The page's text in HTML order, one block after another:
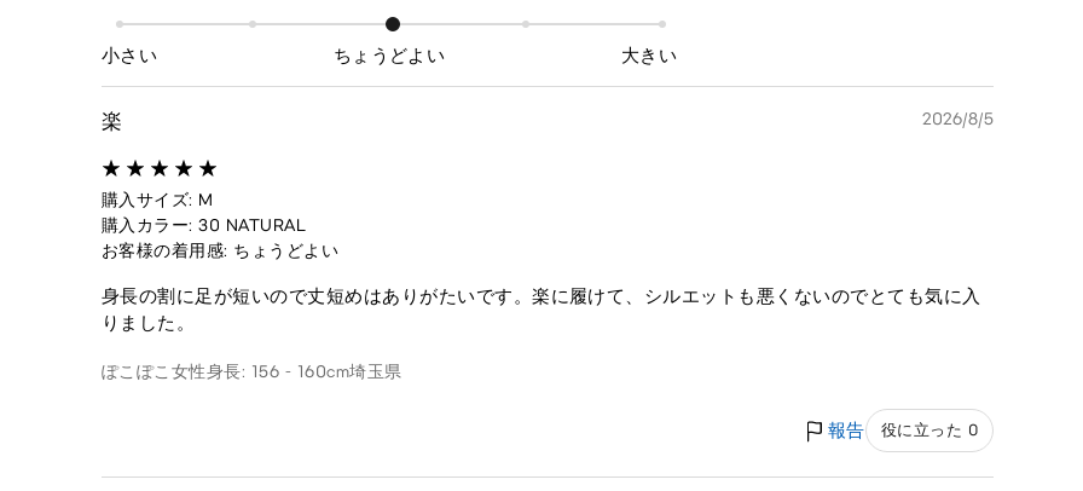
小さい ちょうどよい 大きい
楽 2026/8/5
購入サイズ: M
購入カラー: 30 NATURAL
お客様の着用感: ちょうどよい
身長の割に足が短いので丈短めはありがたいです。楽に履けて、シルエットも悪くないのでとても気に入
りました。
ぽこぽこ 女性身長: 156 - 160cm埼玉県
報告 役に立った 0